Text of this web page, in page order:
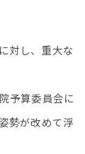
対し、重大な
予算委員会に
勢が改めて浮